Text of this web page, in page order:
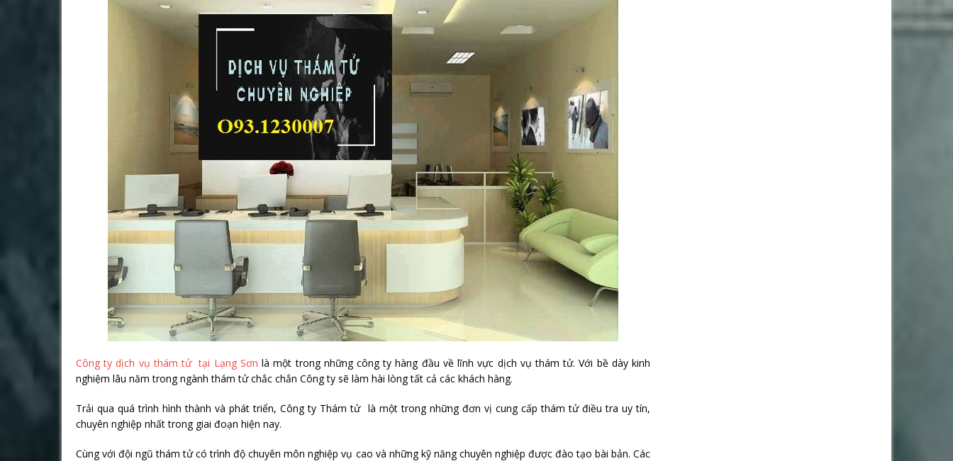
Công ty dịch vụ thám tử tại Lạng Sơn là một trong những công ty hàng đầu về lĩnh vực dịch vụ thám tử. Với bề dày kinh
nghiệm lâu năm trong ngành thám tử chắc chắn Công ty sẽ làm hài lòng tất cả các khách hàng.
Trải qua quá trình hình thành và phát triển, Công ty Thám tử là một trong những đơn vị cung cấp thám tử điều tra uy tín,
chuyên nghiệp nhất trong giai đoạn hiện nay.
Cùng với đội ngũ thám tử có trình độ chuyên môn nghiệp vụ cao và những kỹ năng chuyên nghiệp được đào tạo bài bản. Các